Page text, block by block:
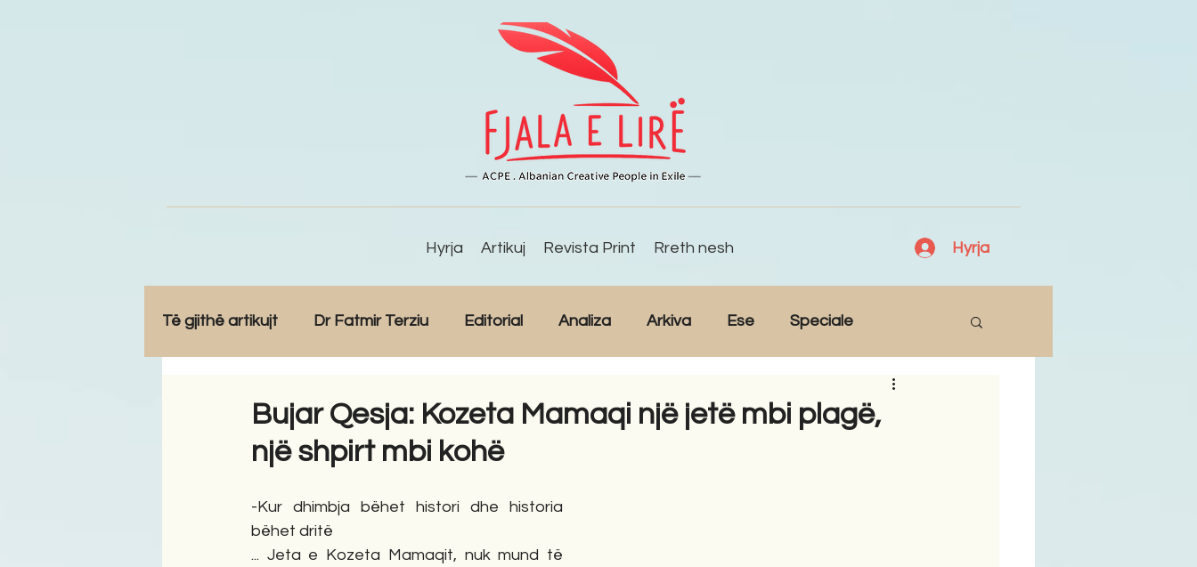
Hyrja Artikuj Revista Print Rreth nesh Hyrja
Të gjithë artikujt Dr Fatmir Terziu Editorial Analiza Arkiva Ese Speciale
Antologji Poezi Tregime Novela
Bujar Qesja: Kozeta Mamaqi një jetë mbi plagë,
një shpirt mbi kohë
-Kur dhimbja bëhet histori dhe historia
bëhet dritë
... Jeta e Kozeta Mamaqit, nuk mund të